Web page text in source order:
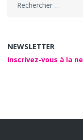
NEWSLETTER
Inscrivez-vous à la